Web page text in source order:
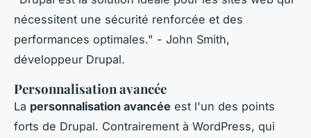
nécessitent une sécurité renforcée et des
performances optimales." - John Smith,
développeur Drupal.
Personnalisation avancée
La personnalisation avancée est l'un des points
forts de Drupal. Contrairement à WordPress, qui